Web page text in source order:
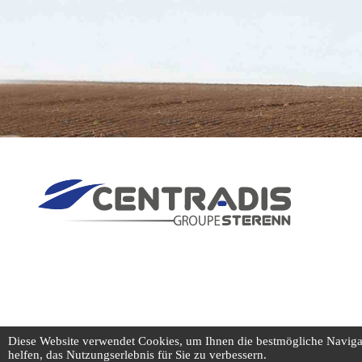
Diese Website verwendet Cookies, um Ihnen die bestmögliche
helfen, das Nutzungserlebnis für Sie zu verbessern.